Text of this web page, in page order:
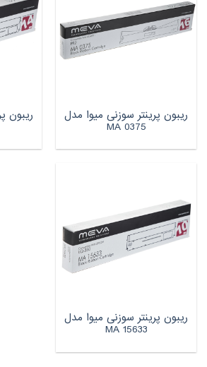
ریبون پرینتر سوزنی میوا مدل
MA 0375
ریبون
ریبون پرینتر سوزنی میوا مدل
MA 15633